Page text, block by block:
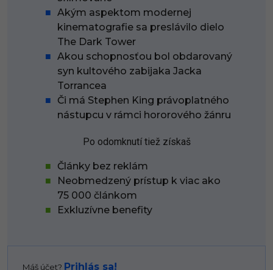
Akým aspektom modernej
kinematografie sa preslávilo dielo
The Dark Tower
Akou schopnosťou bol obdarovaný
syn kultového zabijaka Jacka
Torrancea
Či má Stephen King právoplatného
nástupcu v rámci hororového žánru
Po odomknutí tiež získaš
Články bez reklám
Neobmedzený prístup k viac ako
75 000 článkom
Exkluzívne benefity
Máš účet? Prihlás sa!